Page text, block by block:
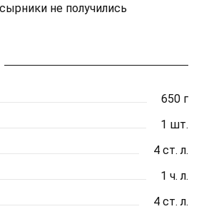
не получились
650 г
1 шт.
4 ст. л.
1 ч. л.
4 ст. л.